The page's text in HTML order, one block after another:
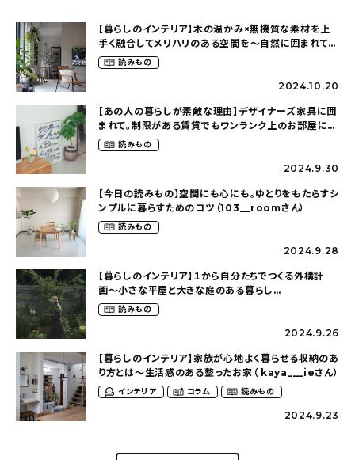
【暮らしのインテリア】木の温かみ×無機質な素材を上
手く融合してメリハリのある空間を〜自然に囲まれて暮
らす（ki_no_ieさん）
読みもの
2024.10.20
【あの人の暮らしが素敵な理由】デザイナーズ家具に囲
まれて。制限がある賃貸でもワンランク上のお部屋に〜
狭くても好きな暮らしのこと（_____chika708さん）
読みもの
2024.9.30
【今日の読みもの】空間にも心にも。ゆとりをもたらすシ
ンプルに暮らすためのコツ（103__roomさん）
読みもの
2024.9.28
【暮らしのインテリア】１から自分たちでつくる外構計
画〜小さな平屋と大きな庭のある暮らし
（tsumikiniwaさん）
読みもの
2024.9.26
【暮らしのインテリア】家族が心地よく暮らせる収納のあ
り方とは〜生活感のある整ったお家（ kaya___ieさん）
インテリア コラム 読みもの
2024.9.23